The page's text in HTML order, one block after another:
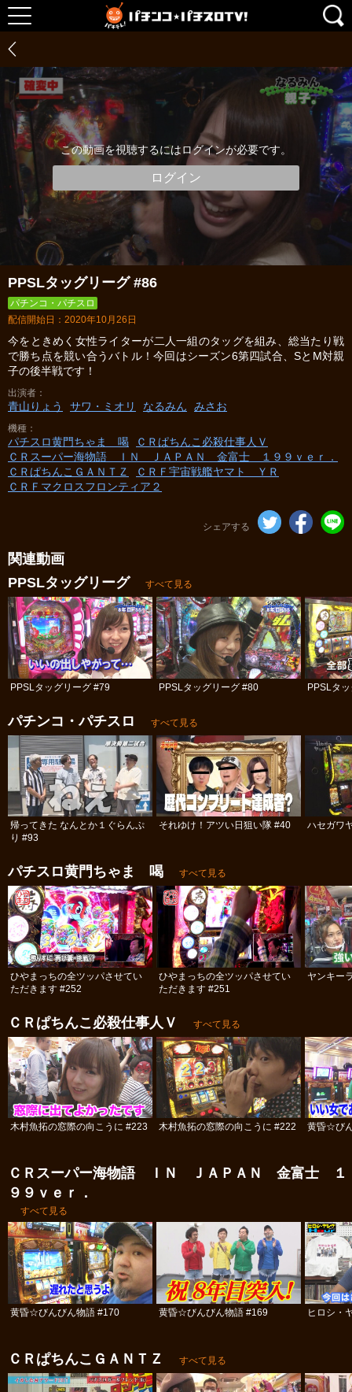
この動画を視聴するにはログインが必要です。
ログイン
PPSLタッグリーグ #86
パチンコ・パチスロ
配信開始日：2020年10月26日
今をときめく女性ライターが二人一組のタッグを組み、総当たり戦
で勝ち点を競い合うバトル！今回はシーズン6第四試合、SとM対親
子の後半戦です！
出演者
青山りょう サワ・ミオリ なるみん みさお
機種
パチスロ黄門ちゃま 喝
ＣＲぱちんこ必殺仕事人Ｖ
ＣＲスーパー海物語 ＩＮ ＪＡＰＡＮ 金富士 １９９ｖｅｒ．
ＣＲぱちんこＧＡＮＴＺ
ＣＲＦ宇宙戦艦ヤマト ＹＲ
ＣＲＦマクロスフロンティア２
シェアする
関連動画
PPSLタッグリーグ
すべて見る
PPSLタッグリーグ #79 PPSLタッグリーグ #80 PPSLタ
パチンコ・パチスロ すべて見る
帰ってきた なんとか１ぐらんぷ
り #93
それゆけ！アツい日狙い隊 #40 ハセガワ
パチスロ黄門ちゃま 喝 すべて見る
ひやまっちの全ツッパさせてい
ただきます #252
ひやまっちの全ツッパさせてい
ただきます #251
ヤンキー
ＣＲぱちんこ必殺仕事人Ｖ すべて見る
木村魚拓の窓際の向こうに #223 木村魚拓の窓際の向こうに #222 黄昏☆び
ＣＲスーパー海物語 ＩＮ ＪＡＰＡＮ 金富士 １
９９ｖｅｒ．
すべて見る
黄昏☆びんびん物語 #170 黄昏☆びんびん物語 #169 ヒロシ・
ＣＲぱちんこＧＡＮＴＺ すべて見る